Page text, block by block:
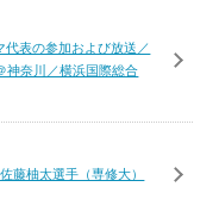
表の参加および放送／
奈川／横浜国際総合
藤柚太選手（専修大）